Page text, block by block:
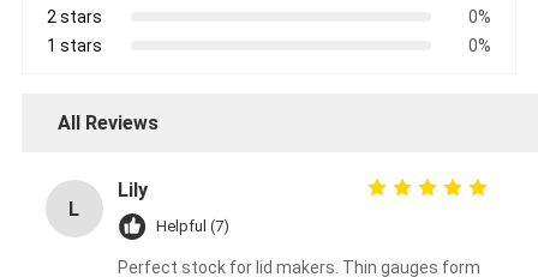
2 stars
0%
1 stars
0%
All Reviews
L
Lily
Helpful (7)
Perfect stock for lid makers. Thin gauges form